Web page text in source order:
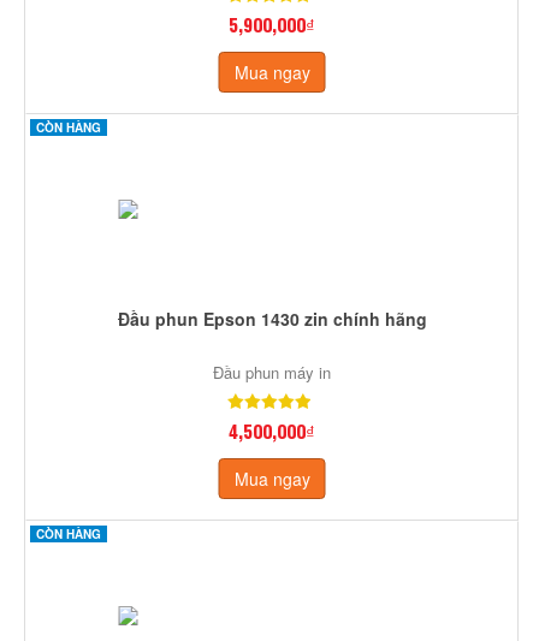
5,900,000₫
Mua ngay
CÒN HÀNG
Đầu phun Epson 1430 zin chính hãng
Đầu phun máy in
4,500,000₫
Mua ngay
CÒN HÀNG